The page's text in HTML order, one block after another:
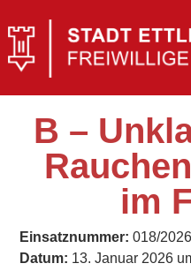
B –
im
Einsatznummer: 018/2026
Datum: 13. Januar 2026